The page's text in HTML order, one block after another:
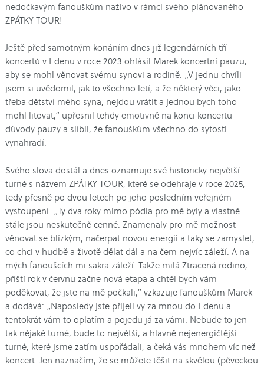
nedočkavým fanouškům naživo v rámci svého plánovaného
ZPÁTKY TOUR!
Ještě před samotným konáním dnes již legendárních tří
koncertů v Edenu v roce 2023 ohlásil Marek koncertní pauzu,
aby se mohl věnovat svému synovi a rodině. „V jednu chvíli
jsem si uvědomil, jak to všechno letí, a že některý věci, jako
třeba dětství mého syna, nejdou vrátit a jednou bych toho
mohl litovat,“ upřesnil tehdy emotivně na konci koncertu
důvody pauzy a slíbil, že fanouškům všechno do sytosti
vynahradí.
Svého slova dostál a dnes oznamuje své historicky největší
turné s názvem ZPÁTKY TOUR, které se odehraje v roce 2025,
tedy přesně po dvou letech po jeho posledním veřejném
vystoupení. „Ty dva roky mimo pódia pro mě byly a vlastně
stále jsou neskutečně cenné. Znamenaly pro mě možnost
věnovat se blízkým, načerpat novou energii a taky se zamyslet,
co chci v hudbě a životě dělat dál a na čem nejvíc záleží. A na
mých fanoušcích mi sakra záleží. Takže milá Ztracená rodino,
příští rok v červnu začne nová etapa a chtěl bych vám
poděkovat, že jste na mě počkali,“ vzkazuje fanouškům Marek
a dodává: „Naposledy jste přijeli vy za mnou do Edenu a
tentokrát vám to oplatím a pojedu já za vámi. Nebude to jen
tak nějaké turné, bude to největší, a hlavně nejenergičtější
turné, které jsme zatím uspořádali, a čeká vás mnohem víc než
koncert. Jen naznačím, že se můžete těšit na skvělou (pěveckou